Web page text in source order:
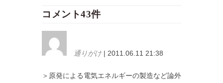
コメント43件
通りがけ| 2011.06.11 21:38
＞原発による電気エネルギーの製造など論外